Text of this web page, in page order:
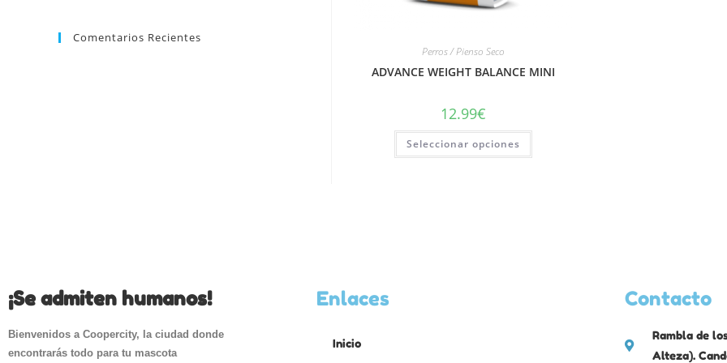
Perros / Pienso Seco
ADVANCE WEIGHT BALANCE MINI
12.99€
Seleccionar opciones
Comentarios Recientes
¡Se admiten humanos!
Bienvenidos a Coopercity, la ciudad donde
encontrarás todo para tu mascota
Enlaces
Inicio
Contacto
Rambla de
Alteza).